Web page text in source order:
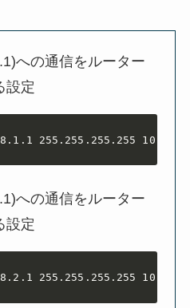
への通信をルーター
設定
255.255.255.255
への通信をルーター
設定
255.255.255.255